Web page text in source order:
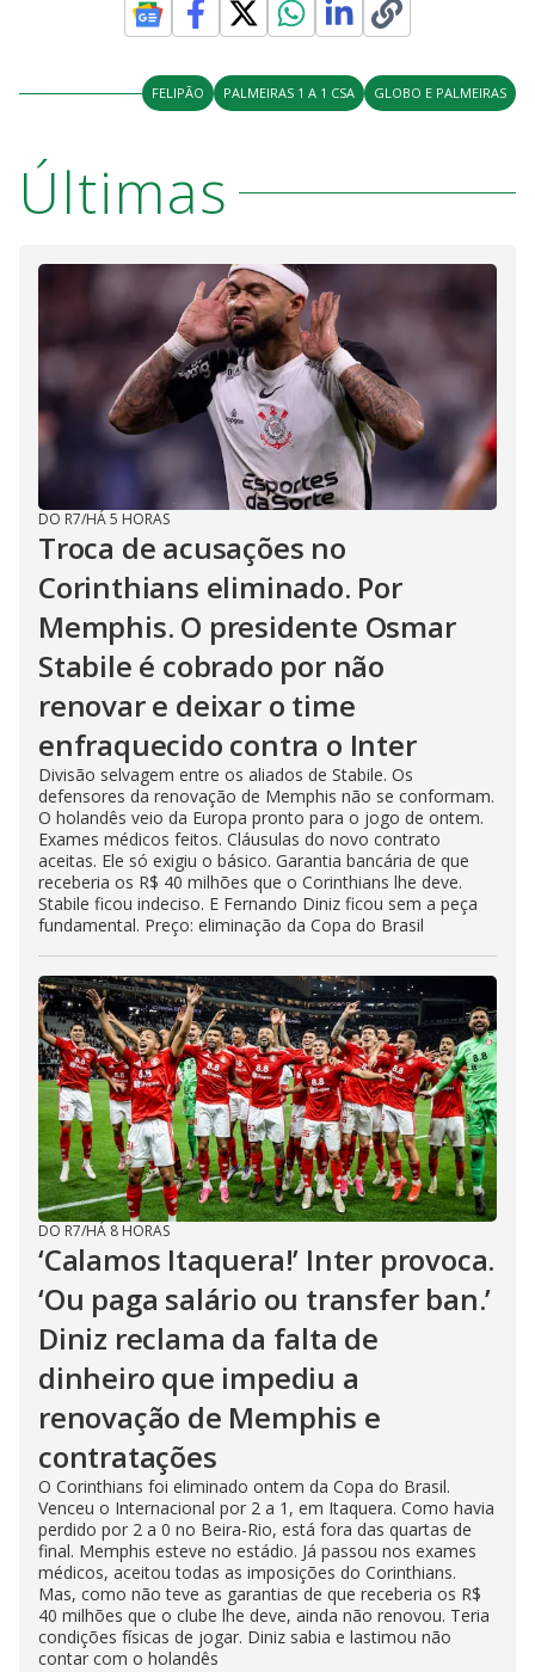
FELIPÃO PALMEIRAS 1 A 1 CSA GLOBO E PALMEIRAS
Últimas
DO R7/HÁ 5 HORAS
Troca de acusações no
Corinthians eliminado. Por
Memphis. O presidente Osmar
Stabile é cobrado por não
renovar e deixar o time
enfraquecido contra o Inter
Divisão selvagem entre os aliados de Stabile. Os
defensores da renovação de Memphis não se conformam.
O holandês veio da Europa pronto para o jogo de ontem.
Exames médicos feitos. Cláusulas do novo contrato
aceitas. Ele só exigiu o básico. Garantia bancária de que
receberia os R$ 40 milhões que o Corinthians lhe deve.
Stabile ficou indeciso. E Fernando Diniz ficou sem a peça
fundamental. Preço: eliminação da Copa do Brasil
DO R7/HÁ 8 HORAS
‘Calamos Itaquera!’ Inter provoca.
‘Ou paga salário ou transfer ban.’
Diniz reclama da falta de
dinheiro que impediu a
renovação de Memphis e
contratações
O Corinthians foi eliminado ontem da Copa do Brasil.
Venceu o Internacional por 2 a 1, em Itaquera. Como havia
perdido por 2 a 0 no Beira-Rio, está fora das quartas de
final. Memphis esteve no estádio. Já passou nos exames
médicos, aceitou todas as imposições do Corinthians.
Mas, como não teve as garantias de que receberia os R$
40 milhões que o clube lhe deve, ainda não renovou. Teria
condições físicas de jogar. Diniz sabia e lastimou não
contar com o holandês